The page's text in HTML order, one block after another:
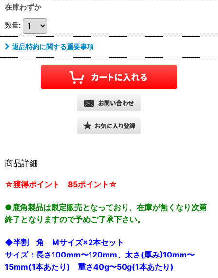
在庫わずか
数量:
返品特約に関する重要事項
商品詳細
☆獲得ポイント 85ポイント☆
●鹿角製品は限定販売となっており、在庫が無くなり次第
終了となりますので予めご了承下さい。
◆半割 角 Mサイズ×2本セット
サイズ：長さ100mm〜120mm、太さ(厚み)10mm〜
15mm(1本あたり) 重さ40g〜50g(1本あたり)